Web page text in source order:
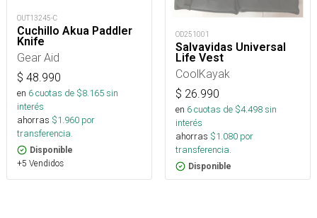
OUT13245-C
Cuchillo Akua Paddler
Knife
Gear Aid
$ 48.990
en 6cuotas de $8.165sin
interés
ahorras $1.960 por
transferencia.
Disponible
+5 Vendidos
OD251001
Salvavidas Universal
Life Vest
CoolKayak
$ 26.990
en 6cuotas de $4.498sin
interés
ahorras $1.080 por
transferencia.
Disponible